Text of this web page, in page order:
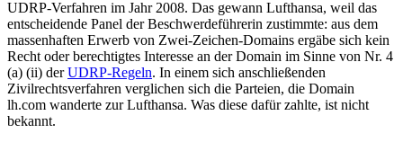
UDRP-Verfahren im Jahr 2008. Das gewann Lufthansa, weil das
entscheidende Panel der Beschwerdeführerin zustimmte: aus dem
massenhaften Erwerb von Zwei-Zeichen-Domains ergäbe sich kein
Recht oder berechtigtes Interesse an der Domain im Sinne von Nr. 4
(a) (ii) derUDRP-Regeln. In einem sich anschließenden
Zivilrechtsverfahren verglichen sich die Parteien, die Domain
lh.com wanderte zur Lufthansa. Was diese dafür zahlte, ist nicht
bekannt.